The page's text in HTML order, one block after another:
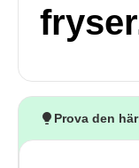
Prova den